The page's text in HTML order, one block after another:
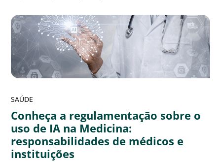
SAÚDE
Conheça a regulamentação sobre o
uso de IA na Medicina:
responsabilidades de médicos e
instituições